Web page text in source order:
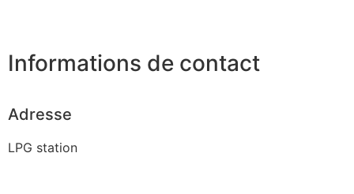
Informations de contact
Adresse
LPG station